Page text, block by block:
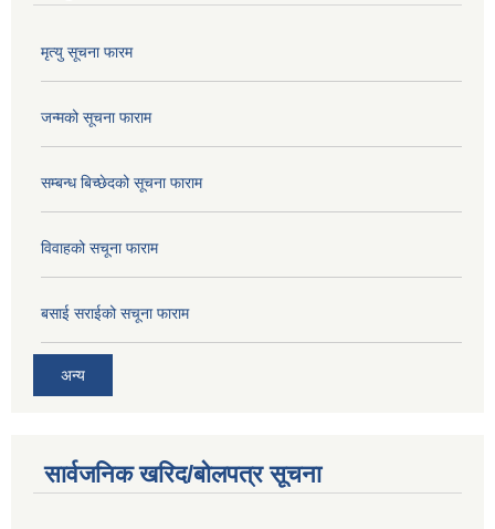
मृत्यु सूचना फारम
जन्मको सूचना फाराम
सम्बन्ध बिच्छेदको सूचना फाराम
विवाहको सचूना फाराम
बसाई सराईको सचूना फाराम
अन्य
सार्वजनिक खरिद/बोलपत्र सूचना